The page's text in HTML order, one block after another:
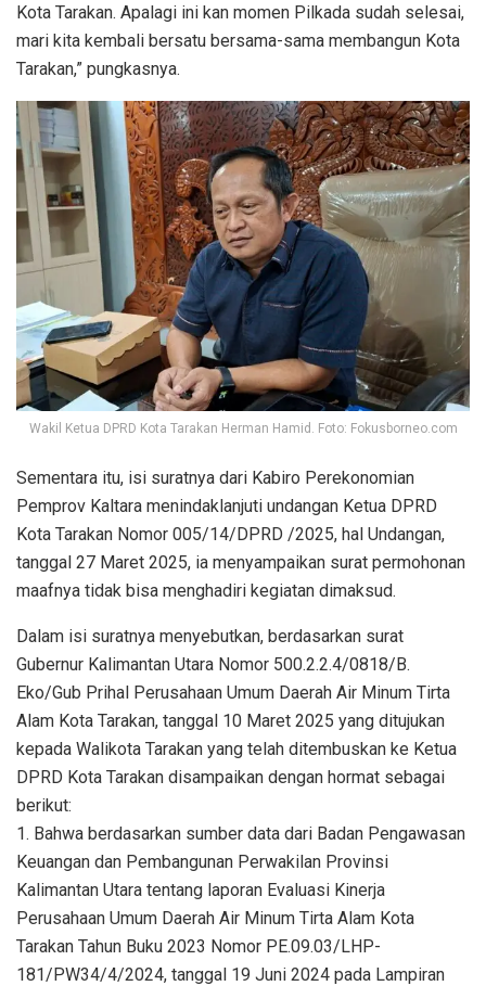
Kota Tarakan. Apalagi ini kan momen Pilkada sudah selesai,
mari kita kembali bersatu bersama-sama membangun Kota
Tarakan,” pungkasnya.
Wakil Ketua DPRD Kota Tarakan Herman Hamid. Foto: Fokusborneo.com
Sementara itu, isi suratnya dari Kabiro Perekonomian
Pemprov Kaltara menindaklanjuti undangan Ketua DPRD
Kota Tarakan Nomor 005/14/DPRD /2025, hal Undangan,
tanggal 27 Maret 2025, ia menyampaikan surat permohonan
maafnya tidak bisa menghadiri kegiatan dimaksud.
Dalam isi suratnya menyebutkan, berdasarkan surat
Gubernur Kalimantan Utara Nomor 500.2.2.4/0818/B.
Eko/Gub Prihal Perusahaan Umum Daerah Air Minum Tirta
Alam Kota Tarakan, tanggal 10 Maret 2025 yang ditujukan
kepada Walikota Tarakan yang telah ditembuskan ke Ketua
DPRD Kota Tarakan disampaikan dengan hormat sebagai
berikut:
1. Bahwa berdasarkan sumber data dari Badan Pengawasan
Keuangan dan Pembangunan Perwakilan Provinsi
Kalimantan Utara tentang laporan Evaluasi Kinerja
Perusahaan Umum Daerah Air Minum Tirta Alam Kota
Tarakan Tahun Buku 2023 Nomor PE.09.03/LHP-
181/PW34/4/2024, tanggal 19 Juni 2024 pada Lampiran